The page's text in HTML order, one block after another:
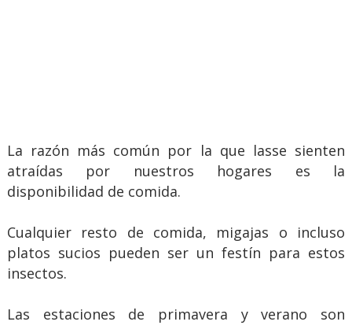
La razón más común por la que lasse sienten
atraídas por nuestros hogares es la
disponibilidad de comida.
Cualquier resto de comida, migajas o incluso
platos sucios pueden ser un festín para estos
insectos.
Las estaciones de primavera y verano son